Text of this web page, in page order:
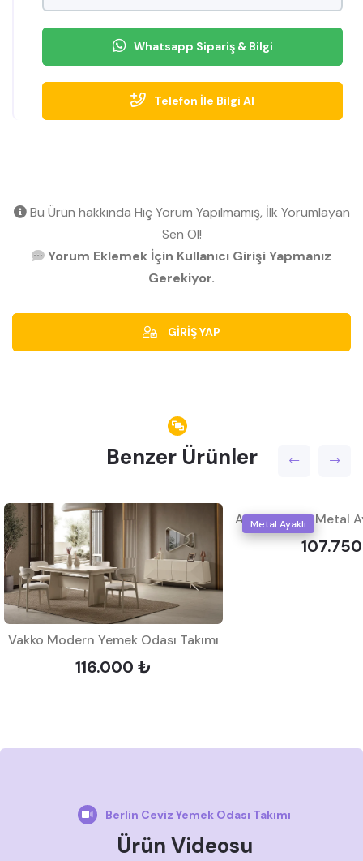
Whatsapp Sipariş & Bilgi
Telefon İle Bilgi Al
Bu Ürün hakkında Hiç Yorum Yapılmamış, İlk Yorumlayan
Sen Ol!
Yorum Eklemek İçin Kullanıcı Girişi Yapmanız
Gerekiyor.
GİRİŞ YAP
Benzer Ürünler
Vakko Modern Yemek Odası Takımı
116.000 ₺
Metal Ayaklı
Berlin Ceviz Yemek Odası Takımı
Ürün Videosu